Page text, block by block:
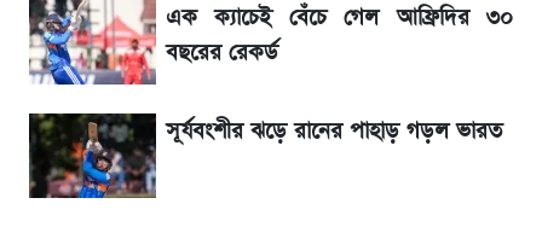
Diego Simeone নতুন চ্যালেঞ্জ প্রস্তুতিতে
অ্যাটলেটিকো
বিনিয়োগের আগে cash flowদেখবেন কেন?
এক ক্যাচেই বেঁচে গেল আফ্রিদির ৩০
বছরের রেকর্ড
সূর্যবংশীর ঝড়ে রানের পাহাড় গড়ল ভারত